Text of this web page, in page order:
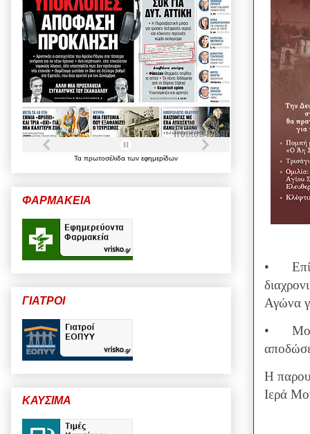
•
Αγώνα
•
Η
Ιερά
Τα πρωτοσέλιδα των εφημερίδων
ΦΑΡΜΑΚΕΙΑ
ΓΙΑΤΡΟΙ
ΚΑΥΣΙΜΑ